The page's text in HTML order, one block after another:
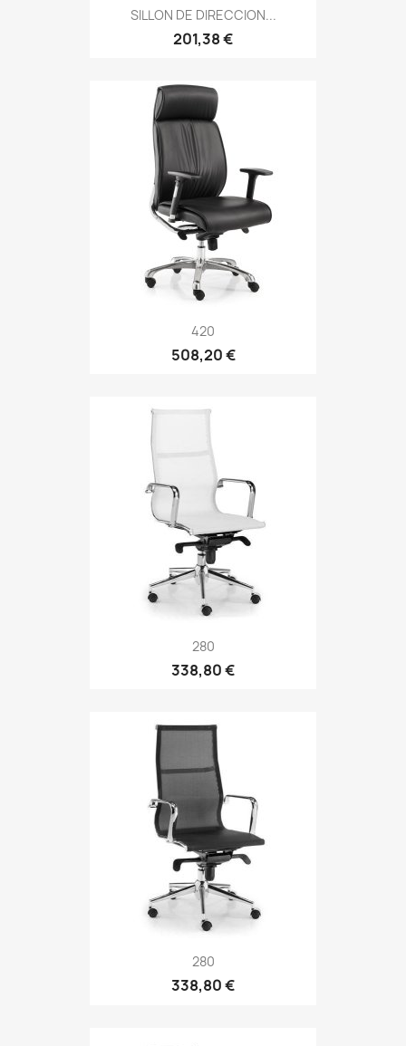
SILLON DE DIRECCION...
201,38 €
420
508,20 €
280
338,80 €
280
338,80 €